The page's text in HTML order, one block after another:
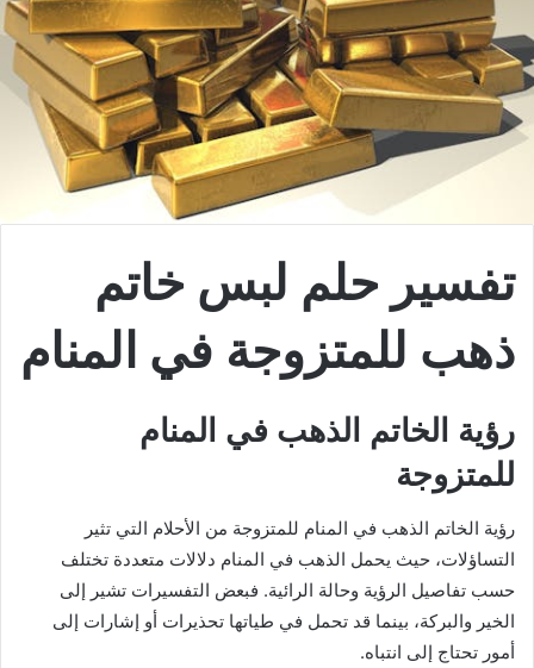
تفسير حلم لبس خاتم
ذهب للمتزوجة في المنام
رؤية الخاتم الذهب في المنام
للمتزوجة
رؤية الخاتم الذهب في المنام للمتزوجة من الأحلام التي تثير
التساؤلات، حيث يحمل الذهب في المنام دلالات متعددة تختلف
حسب تفاصيل الرؤية وحالة الرائية. فبعض التفسيرات تشير إلى
الخير والبركة، بينما قد تحمل في طياتها تحذيرات أو إشارات إلى
أمور تحتاج إلى انتباه.